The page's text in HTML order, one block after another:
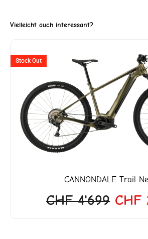
Vielleicht auch interessant?
Stock Out
CANNONDALETrail
CHF4'699
Preis
war:
CHF
CHF